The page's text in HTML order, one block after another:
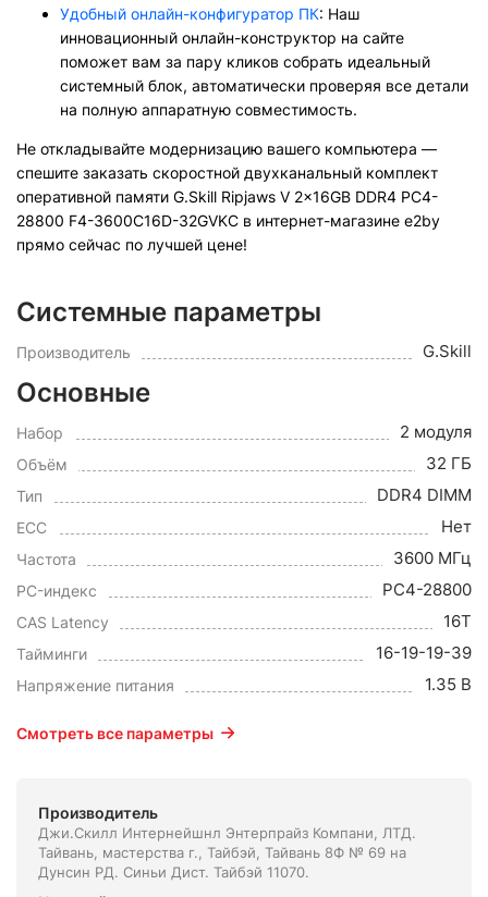
Удобный онлайн-конфигуратор ПК: Наш
инновационный онлайн-конструктор на сайте
поможет вам за пару кликов собрать идеальный
системный блок, автоматически проверяя все детали
на полную аппаратную совместимость.
Не откладывайте модернизацию вашего компьютера —
спешите заказать скоростной двухканальный комплект
оперативной памяти G.Skill Ripjaws V 2x16GB DDR4 PC4-
28800 F4-3600C16D-32GVKC в интернет-магазине e2by
прямо сейчас по лучшей цене!
Системные параметры
Производитель G.Skill
Основные
Набор 2 модуля
Объём 32 ГБ
Тип DDR4 DIMM
ECC Нет
Частота 3600 МГц
PC-индекс PC4-28800
CAS Latency 16T
Тайминги 16-19-19-39
Напряжение питания 1.35 В
Смотреть все параметры
Производитель
Джи.Скилл Интернейшнл Энтерпрайз Компани, ЛТД.
Тайвань, мастерства г., Тайбэй, Тайвань 8Ф № 69 на
Дунсин РД. Синьи Дист. Тайбэй 11070.